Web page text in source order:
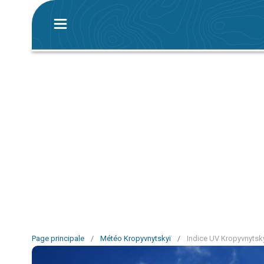
Page principale / Météo Kropyvnytskyï / Indice UV